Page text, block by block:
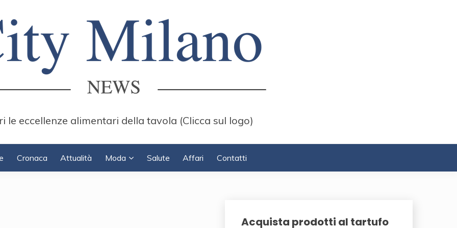
le eccellenze alimentari della tavola (Clicca sul logo)
Cronaca Attualità Moda Salute Affari Contatti
Acquista prodotti al tartufo